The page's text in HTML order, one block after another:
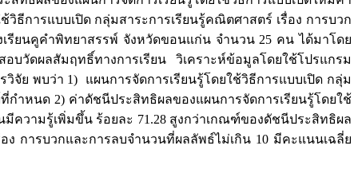
วิธีการแบบเปิด กลุ่มสาระการเรียนรู้คณิตศาสตร์ เรื่อง การบวก
รียนคูคำพิทยาสรรพ์ จังหวัดขอนแก่น จำนวน 25 คน ได้มาโดย
บวัดผลสัมฤทธิ์ทางการเรียน วิเคราะห์ข้อมูลโดยใช้โปรแกรม
จัย พบว่า 1) แผนการจัดการเรียนรู้โดยใช้วิธีการแบบเปิด กลุ่ม
กำหนด 2) ค่าดัชนีประสิทธิผลของแผนการจัดการเรียนรู้โดยใช้
มีความรู้เพิ่มขึ้น ร้อยละ 71.28 สูงกว่าเกณฑ์ของดัชนีประสิทธิผล
ง การบวกและการลบจำนวนที่ผลลัพธ์ไม่เกิน 10 มีคะแนนเฉลี่ย